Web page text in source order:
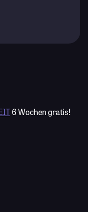
6 Wochen gratis!